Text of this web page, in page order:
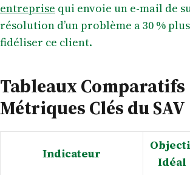
entreprise qui envoie un e-mail de
résolution d’un problème a 30 %
fidéliser ce client.
Tableaux Comparatifs
Métriques Clés du SAV
Indicateur
Idéal